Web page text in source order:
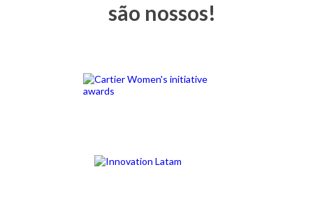
são nossos!